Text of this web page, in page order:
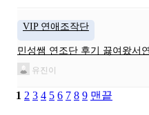
VIP 연애조작단
민성쌤 연조단 후기 끓여왔서
유진이
1 2 3 4 5 6 7 8 9 맨끝